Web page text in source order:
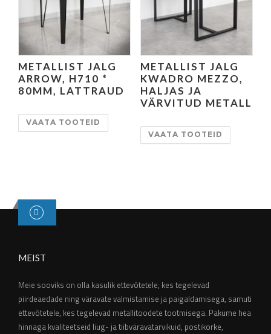
METALLIST JALG
ARROW, H710 *
80MM, LATTRAUD
VAATA TOOTEID
METALLIST JALG
KWADRO MEZZO,
HALJAS JA
VÄRVITUD METALL
VAATA TOOTEID
MEIST
Meie sooviks on olla kasulik ettevõtetele, kes tegelevad
piirdeaedade ning väravate valmistamise ja paigaldamisega, samuti
ettevõtetele, kes tegelevad metallitoodete tootmisega. Pakume hea
hinnaga kvaliteetseid liug- ja tiibväravatarvikuid, postikorke,